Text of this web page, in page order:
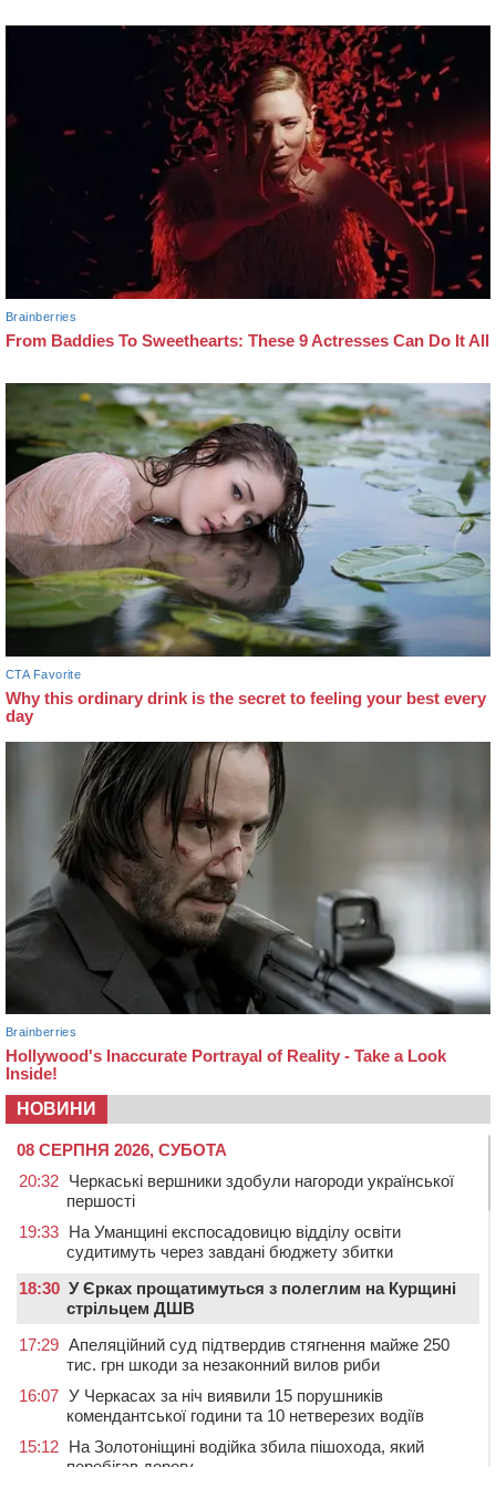
НОВИНИ
08 СЕРПНЯ 2026, СУБОТА
20:32 Черкаські вершники здобули нагороди української
першості
19:33 На Уманщині експосадовицю відділу освіти
судитимуть через завдані бюджету збитки
18:30 У Єрках прощатимуться з полеглим на Курщині
стрільцем ДШВ
17:29 Апеляційний суд підтвердив стягнення майже 250
тис. грн шкоди за незаконний вилов риби
16:07 У Черкасах за ніч виявили 15 порушників
комендантської години та 10 нетверезих водіїв
15:12 На Золотоніщині водійка збила пішохода, який
перебігав дорогу